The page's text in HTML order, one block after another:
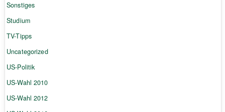
Sonstiges
Studium
TV-Tipps
Uncategorized
US-Politik
US-Wahl 2010
US-Wahl 2012